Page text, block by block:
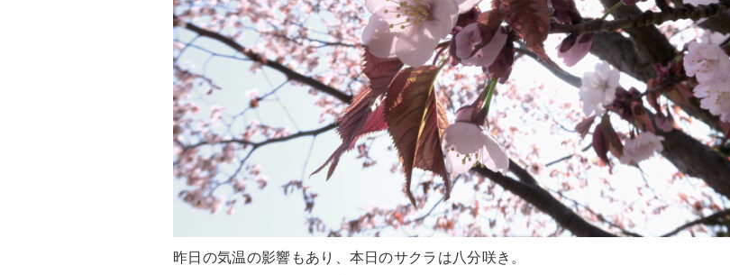
昨日の気温の影響もあり、本日のサクラは八分咲き。